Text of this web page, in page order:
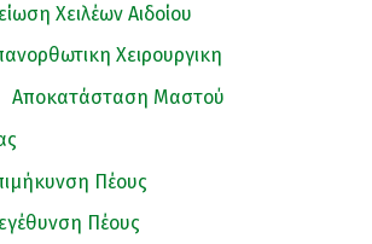
Χειλέων Αιδοίου
Χειρουργικη
Αποκατάσταση Μαστού
Πέους
Πέους